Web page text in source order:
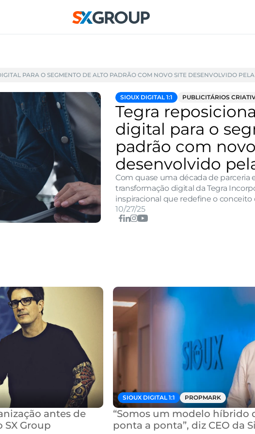
PARA O SEGMENTO DE ALTO PADRÃO COM NOVO SITE DESENVOLVIDO
SIOUX DIGITAL 1:1 PUBLICITÁRIOS
Tegra
digital para o
padrão com
desenvolvido
Com quase uma década de parceria
transformação digital da Tegra
inspiracional que redefine o conceito
10/27/25
antes de
Group
SIOUX DIGITAL 1:1 PROPMARK
“Somos um modelo híbrido
ponta a ponta”, diz CEO da